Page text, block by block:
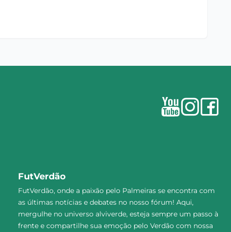
FutVerdão
FutVerdão, onde a paixão pelo Palmeiras se encontra com
as últimas notícias e debates no nosso fórum! Aqui,
mergulhe no universo alviverde, esteja sempre um passo à
frente e compartilhe sua emoção pelo Verdão com nossa